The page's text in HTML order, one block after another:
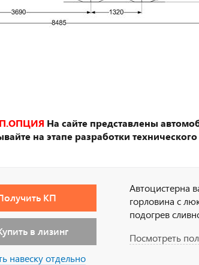
На сайте представлены
на этапе разработки
КП
в лизинг
навеску отдельно
Автоцистерна
горловина с
подогрев
кнопки
Посмотреть